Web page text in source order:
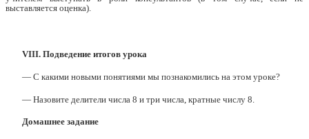
выставляется оценка).
VIII. Подведение итогов урока
— С какими новыми понятиями мы познакомились на этом уроке?
— Назовите делители числа 8 и три числа, кратные числу 8.
Домашнее задание